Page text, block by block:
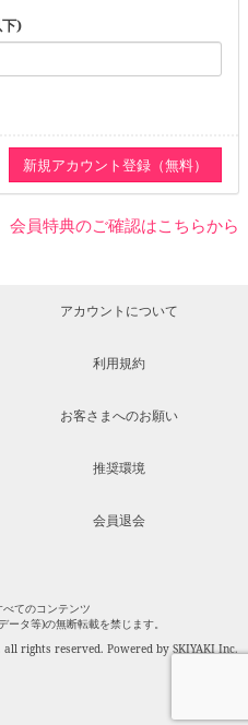
)
会員特典のご確認はこちらから
アカウントについて
利用規約
お客さまへのお願い
推奨環境
会員退会
てのコンテンツ
タ等)の無断転載を禁じます。
all rights reserved. Powered by SKIYAKI Inc.